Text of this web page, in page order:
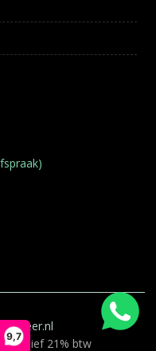
9,7
21% btw